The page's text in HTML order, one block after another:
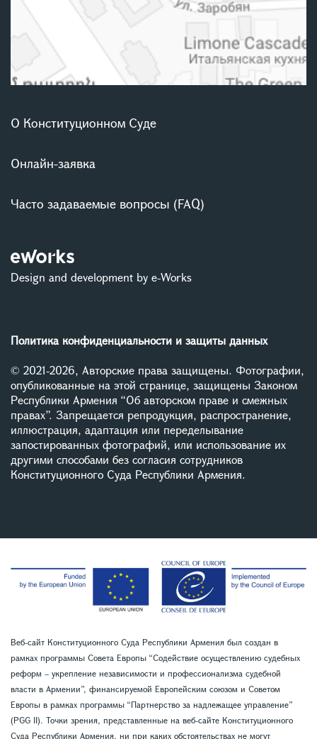
О Конституционном Суде
Онлайн-заявка
Часто задаваемые вопросы (FAQ)
Design and development by e-Works
Политика конфиденциальности и защиты данных
© 2021-2026, Авторские права защищены. Фотографии,
опубликованные на этой странице, защищены Законом
Республики Армения “Об авторском праве и смежных
правах”. Запрещается репродукция, распространение,
иллюстрация, адаптация или переделывание
запостированных фотографий, или использование их
другими способами без согласия сотрудников
Конституционного Суда Республики Армения.
Веб-сайт Конституционного Суда Республики Армения был создан в
рамках программы Совета Европы “Содействие осуществлению судебных
реформ – укрепление независимости и профессионализма судебной
власти в Армении”, финансируемой Европейским союзом и Советом
Европы в рамках программы “Партнерство за надлежащее управление”
(PGG II). Точки зрения, представленные на веб-сайте Конституционного
Суда Республики Армения, ни при каких обстоятельствах не могут